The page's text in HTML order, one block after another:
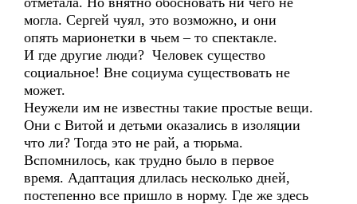
могла. Сергей чуял, это возможно, и они
опять марионетки в чьем – то спектакле.
И где другие люди? Человек существо
социальное! Вне социума существовать не
может.
Неужели им не известны такие простые вещи.
Они с Витой и детьми оказались в изоляции
что ли? Тогда это не рай, а тюрьма.
Вспомнилось, как трудно было в первое
время. Адаптация длилась несколько дней,
постепенно все пришло в норму. Где же здесь